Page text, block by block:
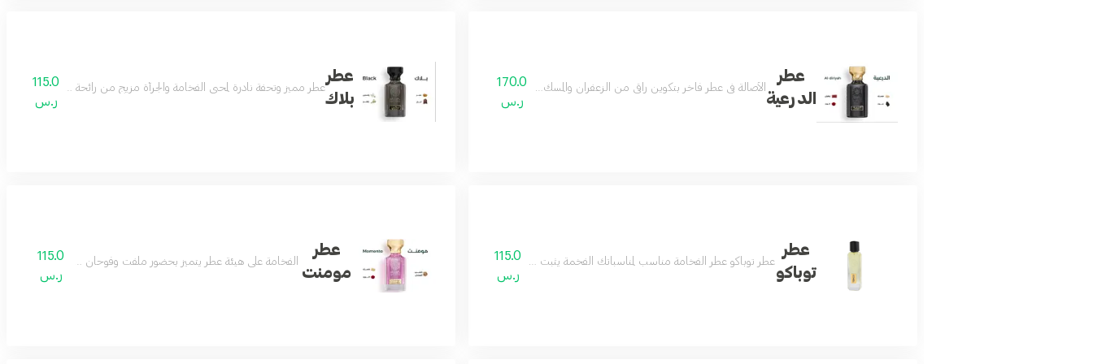
عطر
الدرعية
الأصالة في عطر فاخر بتكوين راقي من الزعفران والمسك ليكون عطرك المفضل في مناسباتك
170.0
ر.س
عطر
بلاك
عطر مميز وتحفة نادرة لمحبي الفخامة والجرأة مزيج من رائحة الجلد115.0
ر.س
عطر
توباكو
عطر توباكو عطر الفخامة مناسب لمناسباتك الفخمة يثبت وجودك ويترك اثر لك عطر يومي ومناسب لكل الجنسين مكونات العطر الباتشولي -الزعفران البخور البرغموت التوباكو الاخشاب
115.0
ر.س
عطر
مومنت
الفخامة على هيئة عطر يتميز بحضور ملفت وفوحان طاغي ورائحة تملك
115.0
ر.س